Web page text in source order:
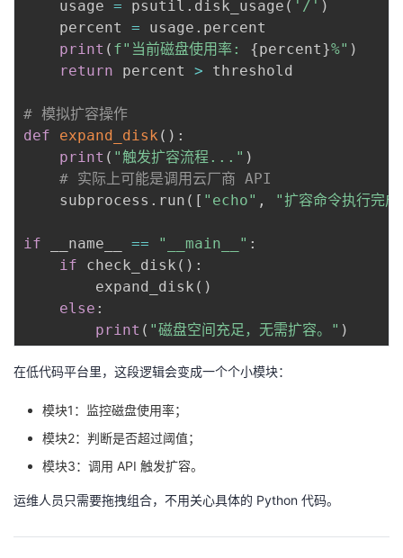
    usage
= psutil . disk_usage ( '/' )
    percent
= usage . percent
print ( f"当前磁盘使用率: {percent}%" )
return percent > threshold
# 模拟扩容操作
def
expand_disk ( ) :
print ( "触发扩容流程..." )
# 实际上可能是调用云厂商 API
    subprocess
. run ( [ "echo" , "扩容命令执行完
if __name__ == "__main__" :
if check_disk ( ) :
        expand_disk
( )
else :
print ( "磁盘空间充足，无需扩容。" )
在低代码平台里，这段逻辑会变成一个个小模块：
模块1：监控磁盘使用率；
模块2：判断是否超过阈值；
模块3：调用 API 触发扩容。
运维人员只需要拖拽组合，不用关心具体的 Python 代码。